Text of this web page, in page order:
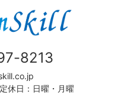
8213
日：日曜・月曜